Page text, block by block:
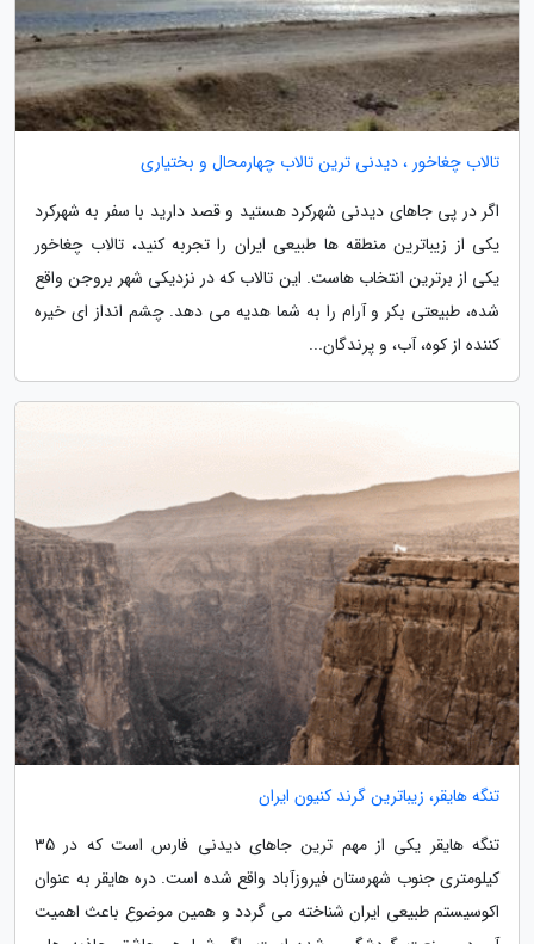
تالاب چغاخور ، دیدنی ترین تالاب چهارمحال و بختیاری
اگر در پی جاهای دیدنی شهرکرد هستید و قصد دارید با سفر به شهرکرد
یکی از زیباترین منطقه ها طبیعی ایران را تجربه کنید، تالاب چغاخور
یکی از برترین انتخاب هاست. این تالاب که در نزدیکی شهر بروجن واقع
شده، طبیعتی بکر و آرام را به شما هدیه می دهد. چشم انداز ای خیره
کننده از کوه، آب، و پرندگان...
تنگه هایقر، زیباترین گرند کنیون ایران
تنگه هایقر یکی از مهم ترین جاهای دیدنی فارس است که در 35
کیلومتری جنوب شهرستان فیروزآباد واقع شده است. دره هایقر به عنوان
اکوسیستم طبیعی ایران شناخته می گردد و همین موضوع باعث اهمیت